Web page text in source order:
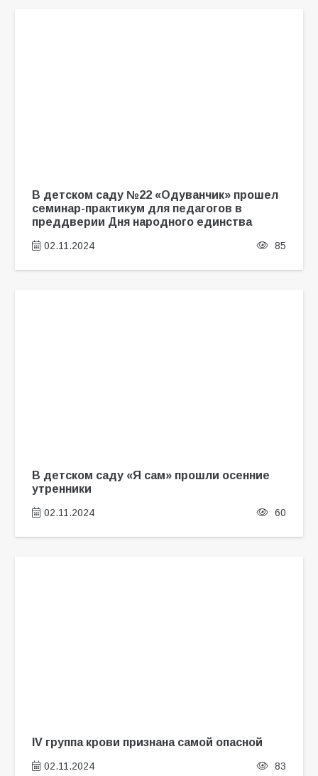
В детском саду №22 «Одуванчик» прошел
семинар-практикум для педагогов в
преддверии Дня народного единства
02.11.2024 85
В детском саду «Я сам» прошли осенние
утренники
02.11.2024 60
IV группа крови признана самой опасной
02.11.2024 83